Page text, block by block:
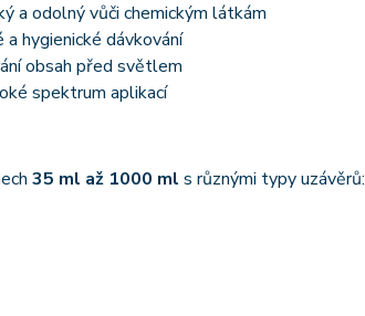
a odolný vůči chemickým látkám
a hygienické dávkování
obsah před světlem
spektrum aplikací
35 ml až 1000 ml s různými typy uzávěrů: